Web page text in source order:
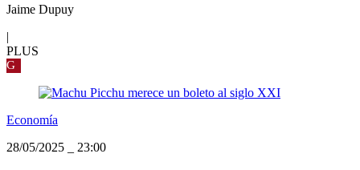
Jaime Dupuy
|
PLUS
G
Economía
28/05/2025
23:00